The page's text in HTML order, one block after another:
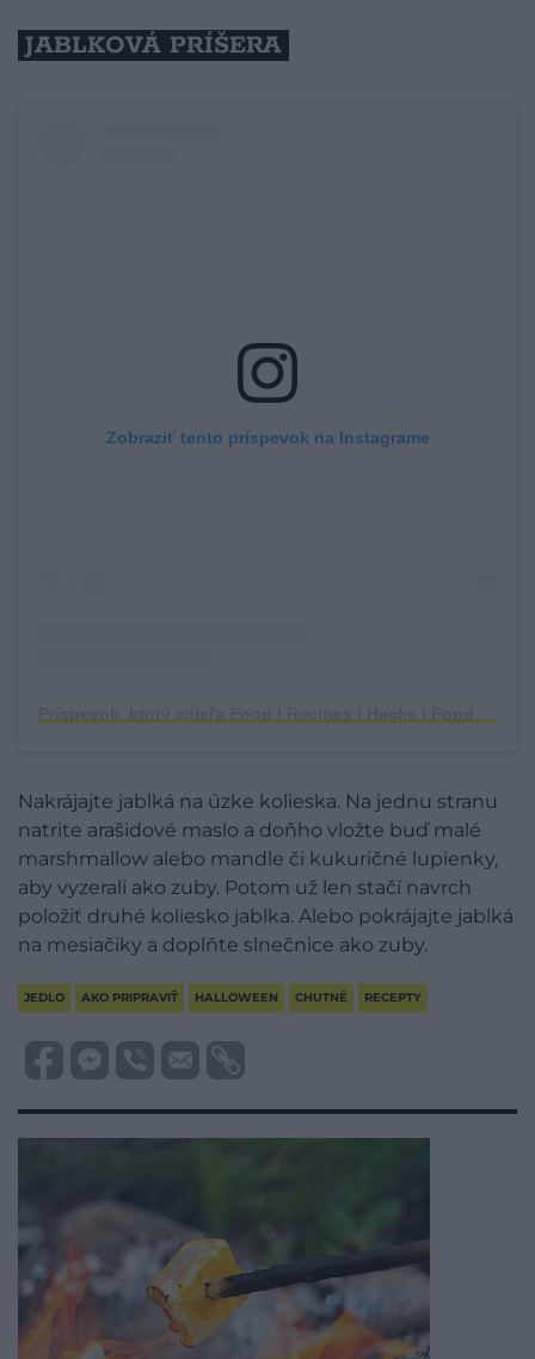
JABLKOVÁ PRÍŠERA
Zobraziť tento príspevok na Instagrame
Nakrájajte jablká na úzke kolieska. Na jednu stranu
natrite arašidové maslo a doňho vložte buď malé
marshmallow alebo mandle či kukuričné lupienky,
aby vyzerali ako zuby. Potom už len stačí navrch
položiť druhé koliesko jablka. Alebo pokrájajte jablká
na mesiačiky a doplňte slnečnice ako zuby.
JEDLO AKO PRIPRAVIŤ HALLOWEEN CHUTNÉ RECEPTY